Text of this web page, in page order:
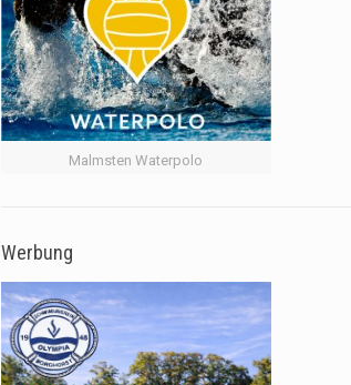
Malmsten Waterpolo
Werbung